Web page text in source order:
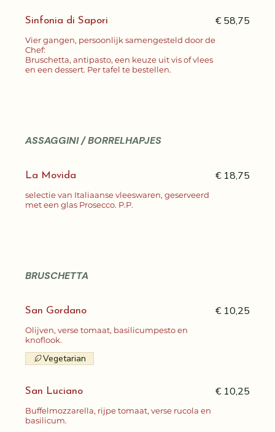
Sinfonia di Sapori
Vier gangen, persoonlijk samengesteld door de
Chef:
Bruschetta, antipasto, een keuze uit vis of vlees
en een dessert. Per tafel te bestellen.
€ 58,75
ASSAGGINI / BORRELHAPJES
La Movida
selectie van Italiaanse vleeswaren, geserveerd
met een glas Prosecco. P.P.
€ 18,75
BRUSCHETTA
San Gordano
Olijven, verse tomaat, basilicumpesto en
knoflook.
€ 10,25
Vegetarian
San Luciano
Buffelmozzarella, rijpe tomaat, verse rucola en
basilicum.
€ 10,25